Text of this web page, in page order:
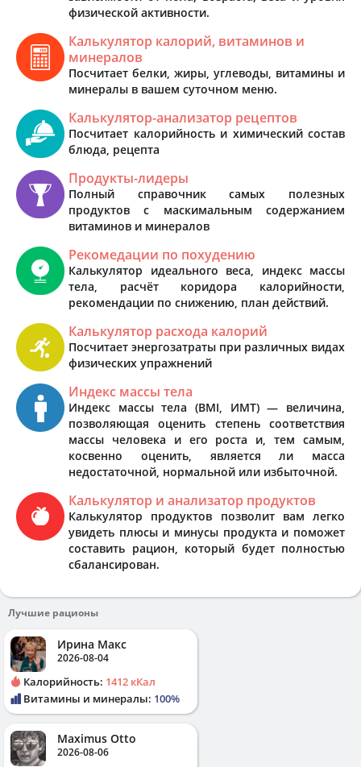
физической активности.
Калькулятор калорий, витаминов и
минералов
Посчитает белки, жиры, углеводы, витамины и
минералы в вашем суточном меню.
Калькулятор-анализатор рецептов
Посчитает калорийность и химический состав
блюда, рецепта
Продукты-лидеры
Полный справочник самых полезных
продуктов с маскимальным содержанием
витаминов и минералов
Рекомедации по похудению
Калькулятор идеального веса, индекс массы
тела, расчёт коридора калорийности,
рекомендации по снижению, план действий.
Калькулятор расхода калорий
Посчитает энергозатраты при различных видах
физических упражнений
Индекс массы тела
Индекс массы тела (BMI, ИМТ) — величина,
позволяющая оценить степень соответствия
массы человека и его роста и, тем самым,
косвенно оценить, является ли масса
недостаточной, нормальной или избыточной.
Калькулятор и анализатор продуктов
Калькулятор продуктов позволит вам легко
увидеть плюсы и минусы продукта и поможет
составить рацион, который будет полностью
сбалансирован.
Лучшие рационы
Ирина Макс
2026-08-04
Калорийность: 1412 кКал
Витамины и минералы: 100%
Maximus Otto
2026-08-06